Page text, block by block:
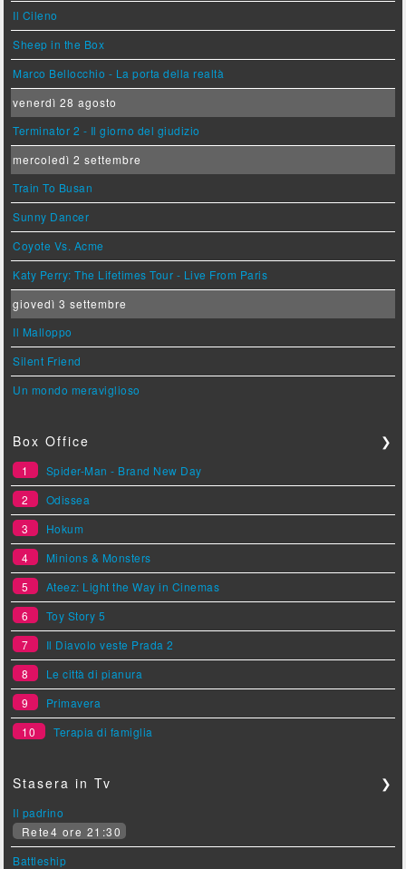
Il Cileno
Sheep in the Box
Marco Bellocchio - La porta della realtà
venerdì 28 agosto
Terminator 2 - Il giorno del giudizio
mercoledì 2 settembre
Train To Busan
Sunny Dancer
Coyote Vs. Acme
Katy Perry: The Lifetimes Tour - Live From Paris
giovedì 3 settembre
Il Malloppo
Silent Friend
Un mondo meraviglioso
Box Office ❯
1
Spider-Man - Brand New Day
2
Odissea
3
Hokum
4
Minions & Monsters
5
Ateez: Light the Way in Cinemas
6
Toy Story 5
7
Il Diavolo veste Prada 2
8
Le città di pianura
9
Primavera
10
Terapia di famiglia
Stasera in Tv ❯
Il padrino
Rete4 ore 21:30
Battleship